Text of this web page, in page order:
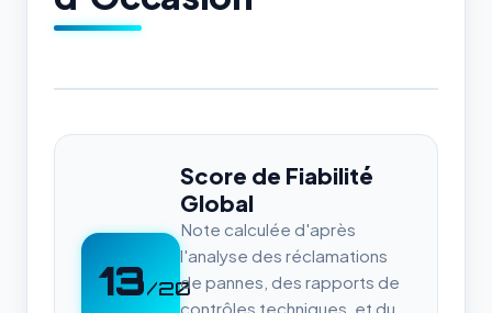
13/20
Score de Fiabilité
Global
Note calculée d'après
l'analyse des réclamations
de pannes, des rapports de
contrôles techniques, et du